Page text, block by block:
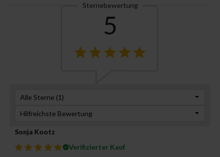
Sternebewertung
5
Alle Sterne (1)
Hilfreichste Bewertung
Sonja Kootz
Verifizierter Kauf